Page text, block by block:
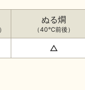
ぬる燗
（40℃前後）
△